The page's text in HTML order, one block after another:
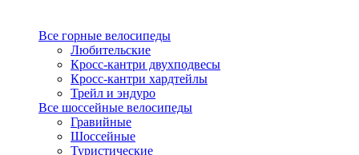
Все горные велосипеды
Любительские
Кросс-кантри двухподвесы
Кросс-кантри хардтейлы
Трейл и эндуро
Все шоссейные велосипеды
Гравийные
Шоссейные
Туристические